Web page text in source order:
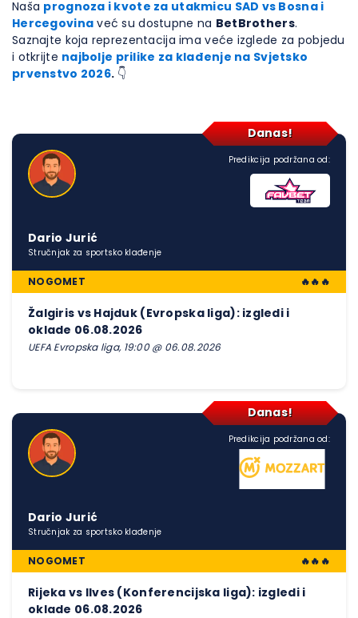
Naša prognoza i kvote za utakmicu SAD vs Bosna i
Hercegovina već su dostupne na BetBrothers.
Saznajte koja reprezentacija ima veće izglede za pobjedu
i otkrijte najbolje prilike za klađenje na Svjetsko
prvenstvo 2026. 👇
Danas!
Predikcija podržana od:
Dario Jurić
Stručnjak za sportsko klađenje
NOGOMET 🔥🔥🔥
Žalgiris vs Hajduk (Evropska liga): izgledi i
oklade 06.08.2026
UEFA Evropska liga, 19:00 @ 06.08.2026
Danas!
Predikcija podržana od:
Dario Jurić
Stručnjak za sportsko klađenje
NOGOMET 🔥🔥🔥
Rijeka vs Ilves (Konferencijska liga): izgledi i
oklade 06.08.2026